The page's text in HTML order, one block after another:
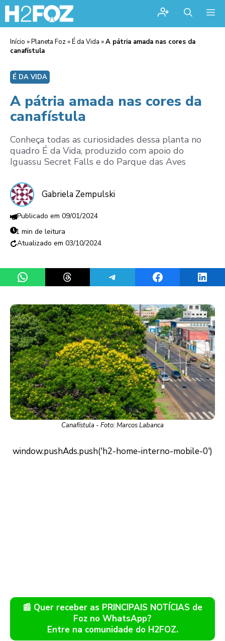
Início »Planeta Foz »É da Vida »A pátria amada nas cores da
canafístula
É DA VIDA
A pátria amada nas cores da
canafístula
Conheça todas as curiosidades dessa planta no
quadro É da Vida, produzido com apoio do
Iguassu Secret Falls e do Parque das Aves
Gabriela Zempulski
09/01/2024
1 min de leitura
03/10/2024
Share on WhatsAppShare on ThreadsShare on TelegramShare on Facebook
Canafístula - Foto: Marcos Labanca
📰 Quer receber as PRINCIPAIS NOTÍCIAS de
Foz no WhatsApp?
Entre na comunidade do H2FOZ.